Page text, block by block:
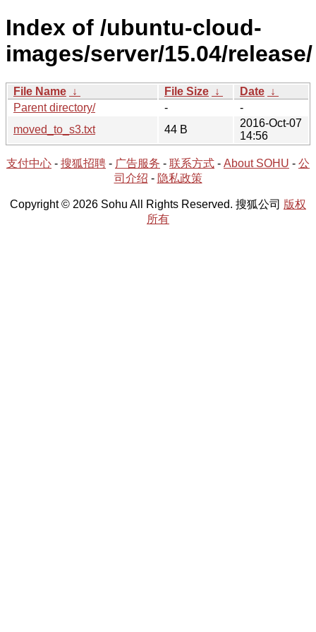
Index of /ubuntu-cloud-
images/server/15.04/release/
File Name ↓ File Size ↓ Date ↓
Parent directory/
-
-
moved_to_s3.txt
44 B
2016-Oct-07
14:56
支付中心 - 搜狐招聘 - 广告服务 - 联系方式 - About SOHU - 公
司介绍 - 隐私政策
Copyright © 2026 Sohu All Rights Reserved. 搜狐公司 版权
所有